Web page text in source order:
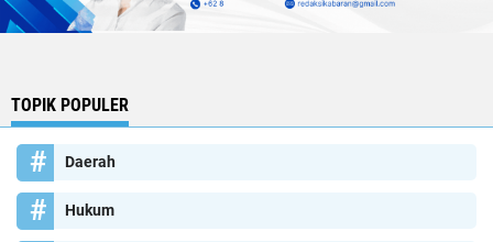
TOPIK POPULER
Daerah
Hukum